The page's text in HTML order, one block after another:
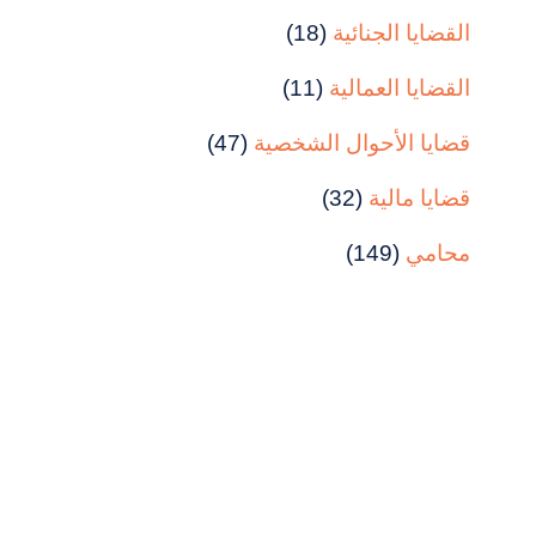
القضايا الجنائية (18)
القضايا العمالية (11)
قضايا الأحوال الشخصية (47)
قضايا مالية (32)
محامي (149)